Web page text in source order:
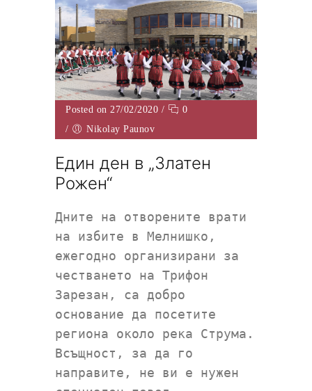
Posted on 27/02/2020 /
0
/
Nikolay Paunov
Един ден в „Златен
Рожен“
Дните на отворените врати
на избите в Мелнишко,
ежегодно организирани за
честването на Трифон
Зарезан, са добро
основание да посетите
региона около река Струма.
Всъщност, за да го
направите, не ви е нужен